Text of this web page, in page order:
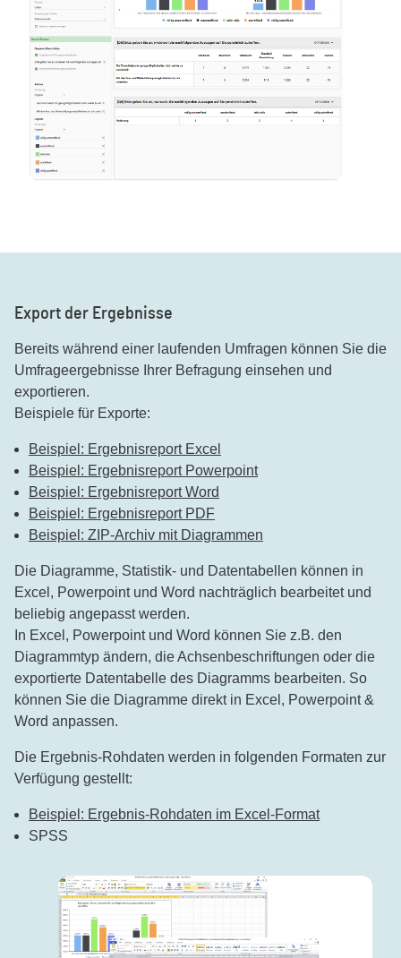
Export der Ergebnisse
Bereits während einer laufenden Umfragen können Sie die
Umfrageergebnisse Ihrer Befragung einsehen und
exportieren.
Beispiele für Exporte:
Beispiel: Ergebnisreport Excel
Beispiel: Ergebnisreport Powerpoint
Beispiel: Ergebnisreport Word
Beispiel: Ergebnisreport PDF
Beispiel: ZIP-Archiv mit Diagrammen
Die Diagramme, Statistik- und Datentabellen können in
Excel, Powerpoint und Word nachträglich bearbeitet und
beliebig angepasst werden.
In Excel, Powerpoint und Word können Sie z.B. den
Diagrammtyp ändern, die Achsenbeschriftungen oder die
exportierte Datentabelle des Diagramms bearbeiten. So
können Sie die Diagramme direkt in Excel, Powerpoint &
Word anpassen.
Die Ergebnis-Rohdaten werden in folgenden Formaten zur
Verfügung gestellt:
Beispiel: Ergebnis-Rohdaten im Excel-Format
SPSS